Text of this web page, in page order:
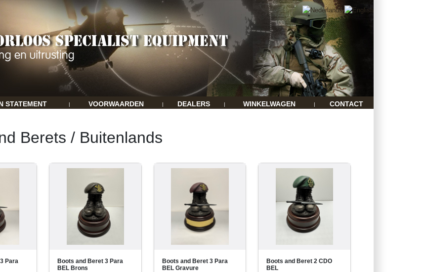
STATEMENT | VOORWAARDEN | DEALERS | WINKELWAGEN | CONTACT
Berets / Buitenlands
Para
Boots and Beret 3 Para
BEL Brons
Boots and Beret 3 Para
BEL Gravure
Boots and Beret 2 CDO
BEL